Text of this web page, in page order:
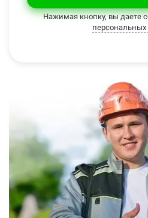
Нажимая кнопку, вы даете